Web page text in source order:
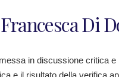
Di
in discussione critica e
e il risultato della verifica